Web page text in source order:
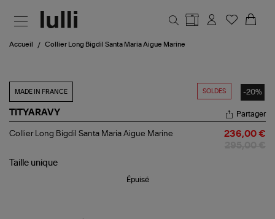
Accueil Collier Long Bigdil Santa Maria Aigue Marine
SOLDES -20%
MADE IN FRANCE
TITYARAVY
Collier
Santa
Partager
Collier Long Bigdil Santa Maria Aigue Marine 236,00 €
Taille unique
Épuisé